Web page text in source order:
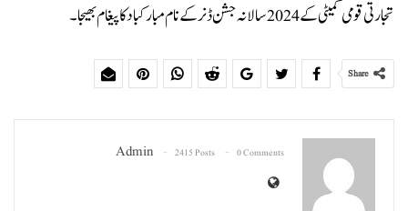
تجارتی قومی کمیٹی کے 2024 سالانہ جشن ڈنر کے نام مبارکباد کا پیغام بھیجا۔
Share
Admin 2415 Posts 0 Comments